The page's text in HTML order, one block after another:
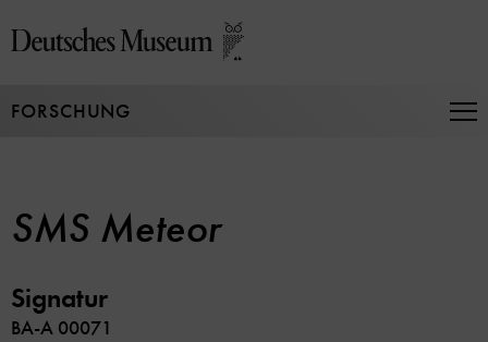
zum
FORSCHUNG
SMS Meteor
Signatur
BA-A 00071